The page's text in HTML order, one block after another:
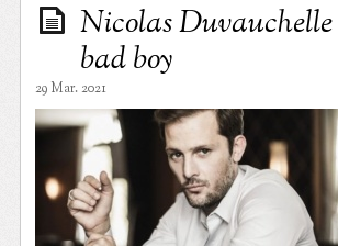
Nicolas
bad boy
29 Mar. 2021